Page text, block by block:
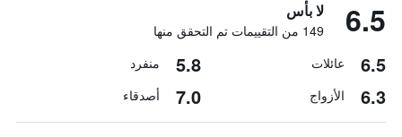
6.5 لا بأس
149 من التقييمات تم التحقق منها
6.5 عائلات 5.8 منفرد
6.3 الأزواج 7.0 أصدقاء